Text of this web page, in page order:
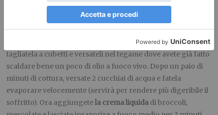
fagioli cannellinie risciacquateli sotto l’acqua
corrente. Poneteli nel bicchiere del mixer insieme ai
crudi tagliati a pezzetti, l’acqua, l’olioe ilsalee frullate fino
soffriggere la cipolla,
tagliatela a cubetti e versateli nel tegame dove avete già fatto
scaldare bene un poco di olio a fuoco vivo. Dopo un paio di
minuti di cottura, versate 2 cucchiai di acqua e fatela
evaporare velocemente (servirà per rendere più digeribile il
soffritto). Ora aggiungetela crema liquida di broccoli,